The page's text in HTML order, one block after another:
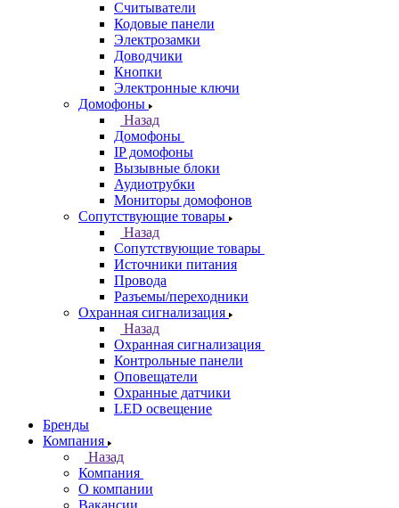
Считыватели
Кодовые панели
Электрозамки
Доводчики
Кнопки
Электронные ключи
Домофоны
Назад
Домофоны
IP домофоны
Вызывные блоки
Аудиотрубки
Мониторы домофонов
Сопутствующие товары
Назад
Сопутствующие товары
Источники питания
Провода
Разъемы/переходники
Охранная сигнализация
Назад
Охранная сигнализация
Контрольные панели
Оповещатели
Охранные датчики
LED освещение
Бренды
Компания
Назад
Компания
О компании
Вакансии